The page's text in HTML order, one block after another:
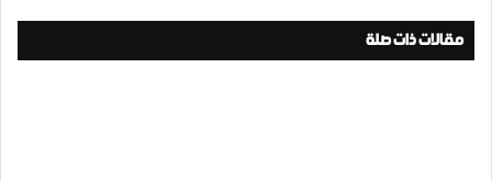
مقالات ذات صلة